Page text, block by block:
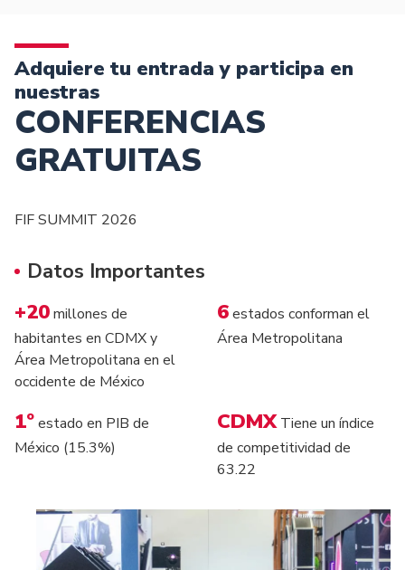
Adquiere tu entrada y participa en
nuestras
CONFERENCIAS
GRATUITAS
FIF SUMMIT 2026
Datos Importantes
+20millones de
habitantes en CDMX y
Área Metropolitana en el
occidente de México
6estados conforman el
Área Metropolitana
1ºestado en PIB de
México (15.3%)
CDMXTiene un índice
de competitividad de
63.22